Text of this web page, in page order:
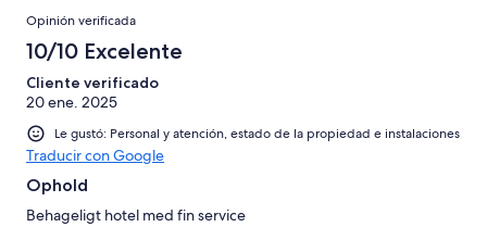
Opinión verificada
10/10 Excelente
Cliente verificado
20 ene. 2025
Le gustó: Personal y atención, estado de la propiedad e instalaciones
Traducir con Google
Ophold
Behageligt hotel med fin service